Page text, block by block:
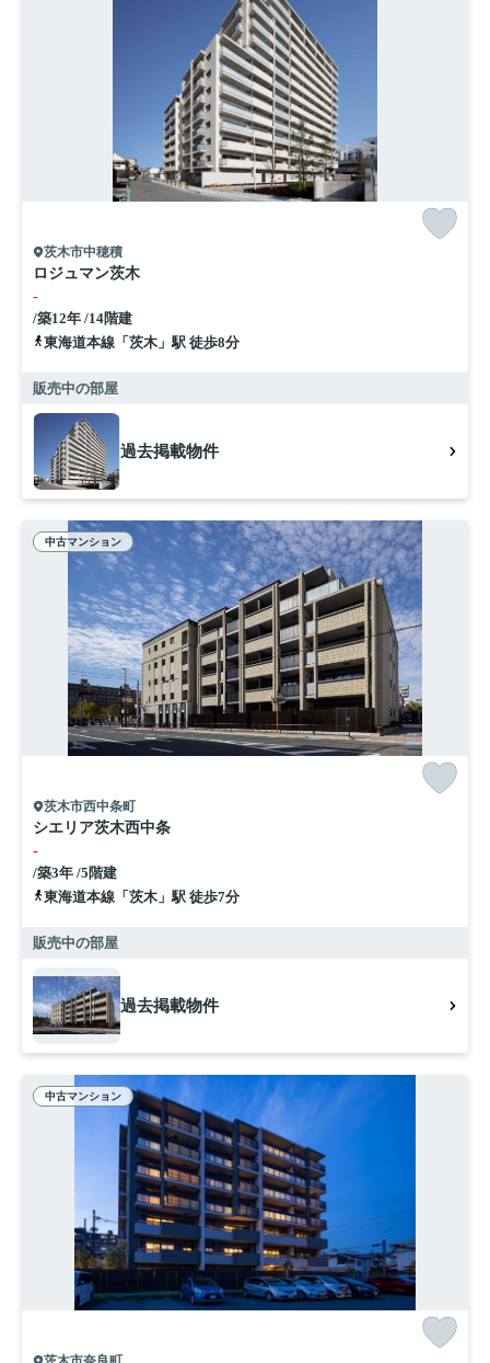
茨木市中穂積
ロジュマン茨木
-
/築12年 /14階建
東海道本線「茨木」駅 徒歩8分
販売中の部屋
過去掲載物件
中古マンション
茨木市西中条町
シエリア茨木西中条
-
/築3年 /5階建
東海道本線「茨木」駅 徒歩7分
販売中の部屋
過去掲載物件
中古マンション